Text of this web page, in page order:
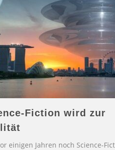
Fiction wird zur
einigen Jahren noch Science-